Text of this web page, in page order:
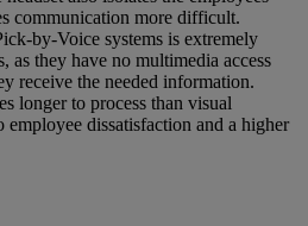
communication more difficult.
by-Voice systems is extremely
as they have no multimedia access
receive the needed information.
longer to process than visual
dissatisfaction and a higher